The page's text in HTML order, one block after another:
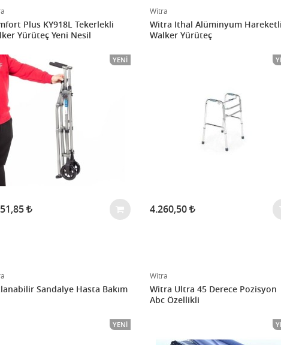
Plus KY918L Tekerlekli
Yürüteç Yeni Nesil
YENI
Witra
Witra Ithal Alüminyum Hareketli
Walker Yürüteç
4.260,50
Sandalye Hasta Bakım
YENI
Witra
Witra Ultra 45 Derece Pozisyon
Abc Özellikli